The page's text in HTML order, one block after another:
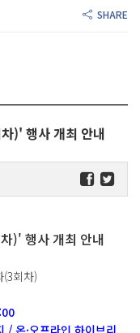
SHARE
)' 행사 개최 안내
)' 행사 개최 안내
회차)
/ 온·오프라인 하이브리